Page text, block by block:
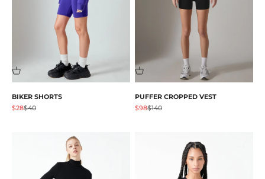
BIKER SHORTS
Angebot
$28Regulärer Preis
$40
PUFFER CROPPED VEST
Angebot
$98Regulärer Preis
$140